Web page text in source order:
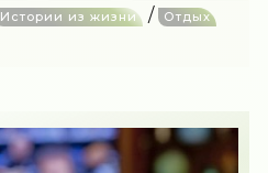
Истории из жизни / Отдых